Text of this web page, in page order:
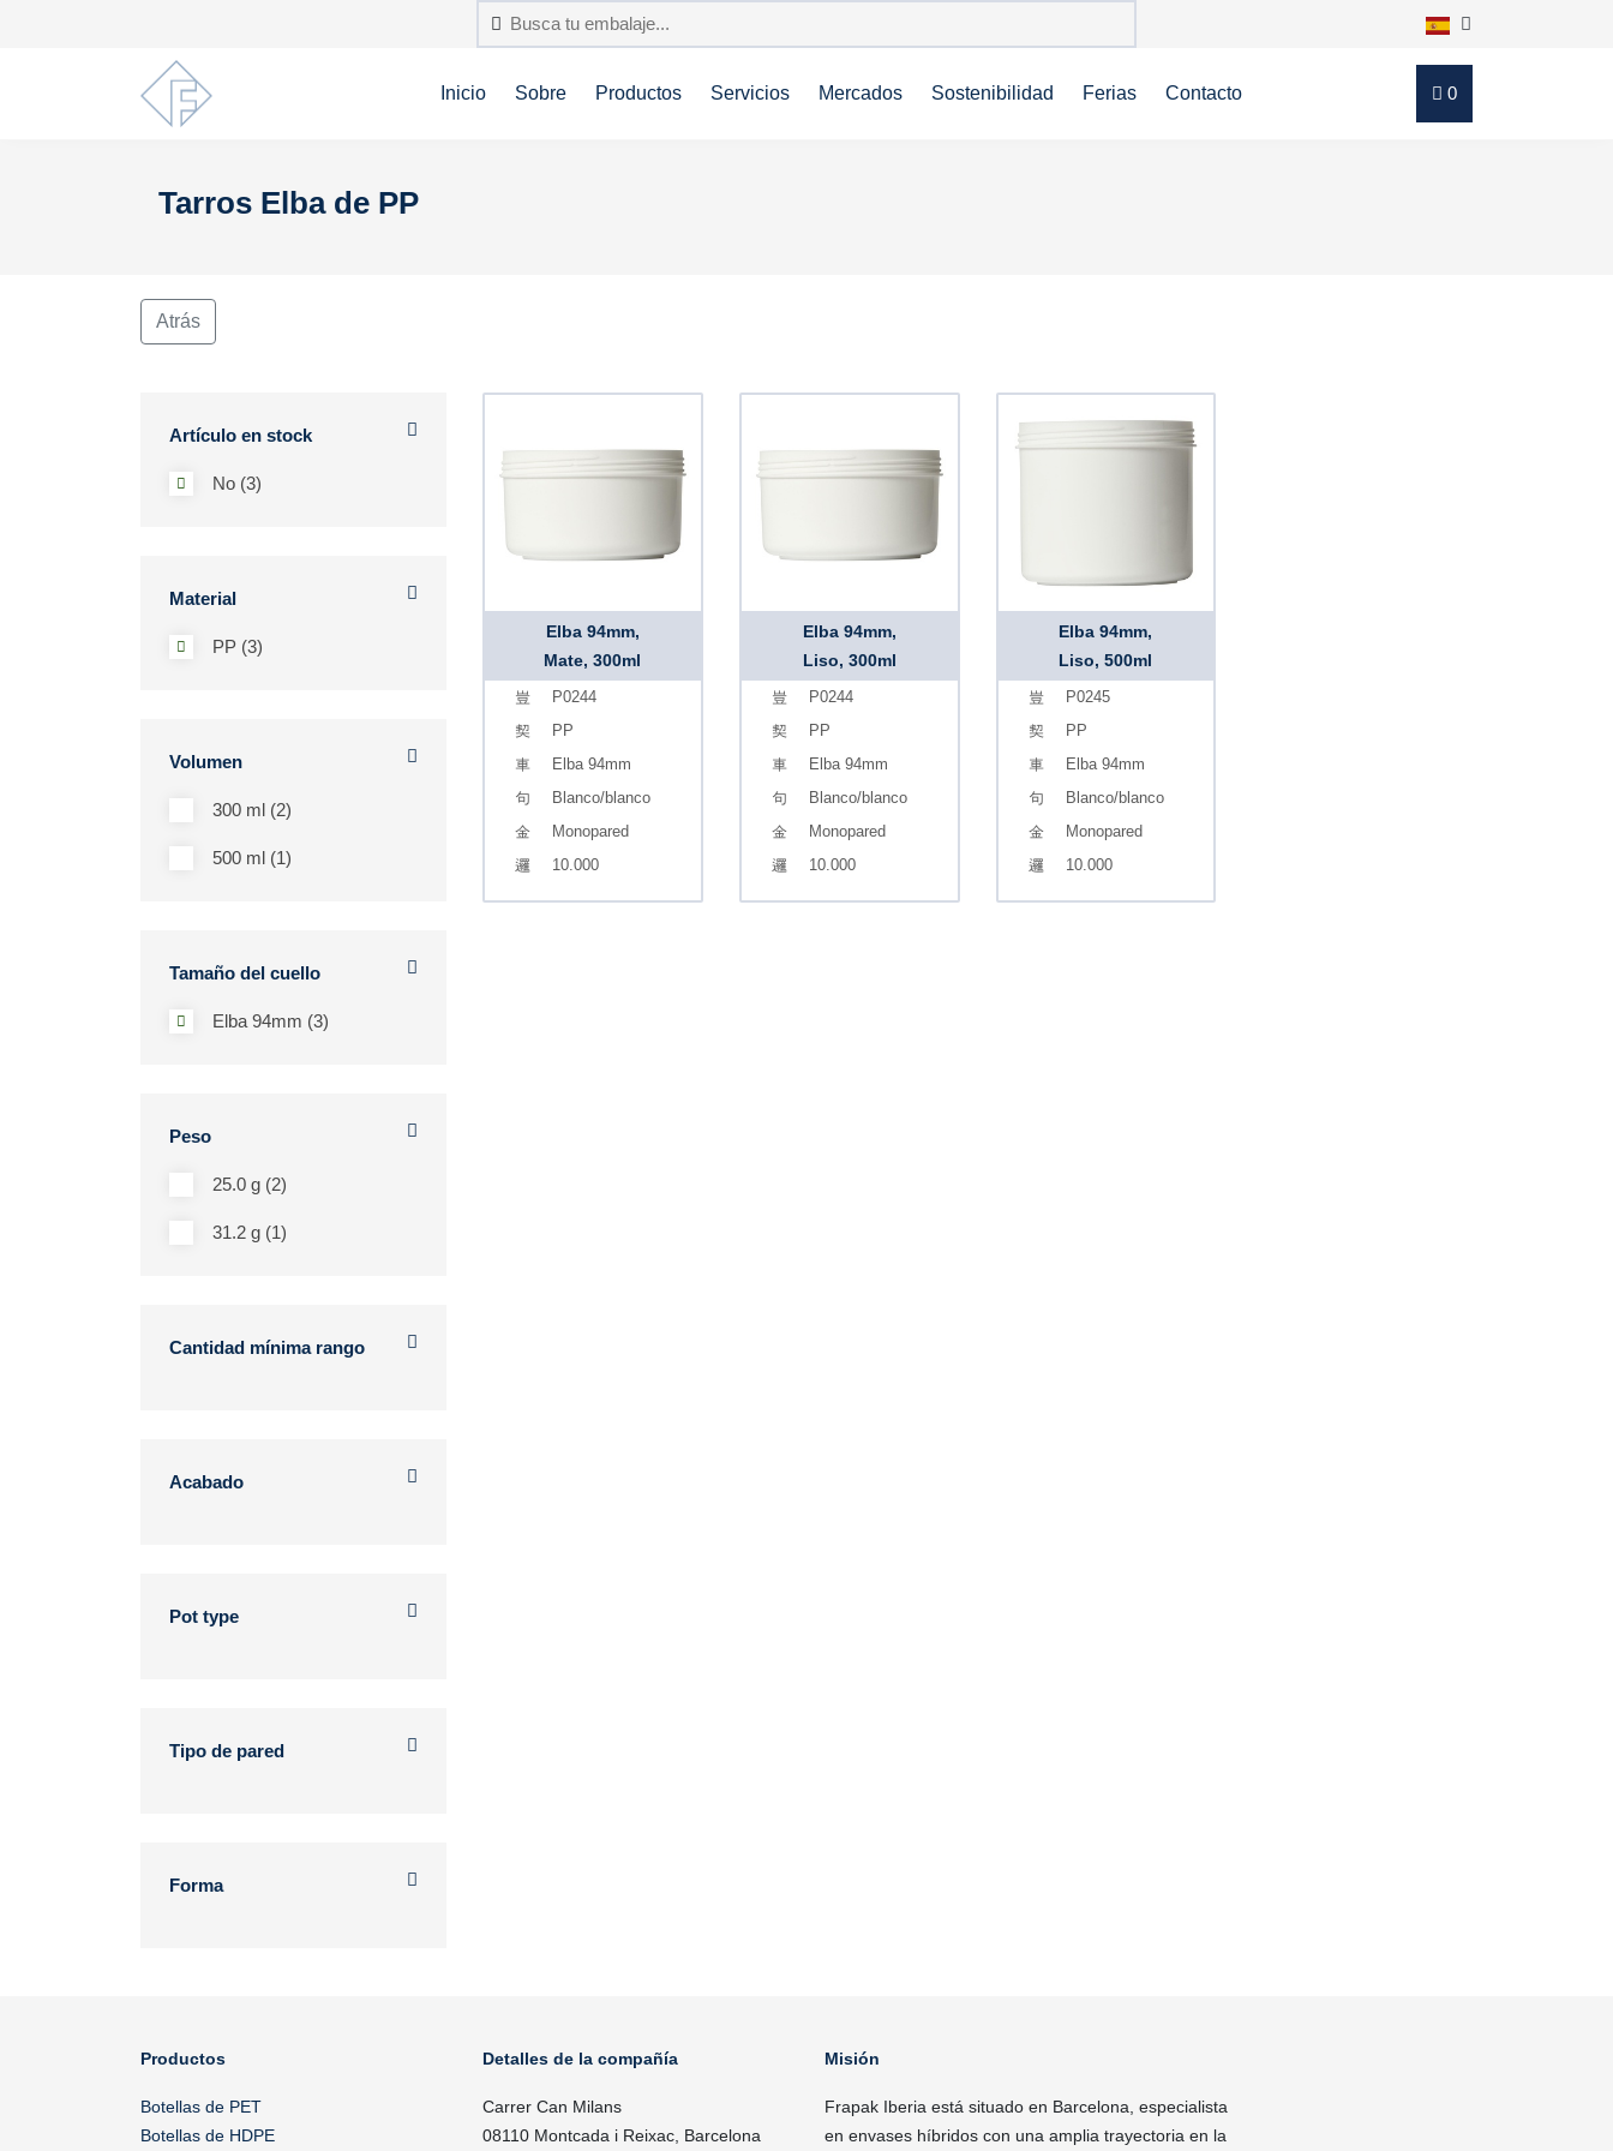
Inicio Sobre Productos Servicios Mercados Sostenibilidad Ferias Contacto 0
Tarros Elba de PP
Atrás
Artículo en stock
No (3)
Material
PP (3)
Volumen
300 ml (2)
500 ml (1)
Tamaño del cuello
Elba 94mm (3)
Peso
25.0 g (2)
31.2 g (1)
Cantidad mínima rango
Acabado
Pot type
Tipo de pared
Forma
Elba 94mm,
Mate, 300ml
P0244
PP
Elba 94mm
Blanco/blanco
Monopared
10.000
Elba 94mm,
Liso, 300ml
P0244
PP
Elba 94mm
Blanco/blanco
Monopared
10.000
Elba 94mm,
Liso, 500ml
P0245
PP
Elba 94mm
Blanco/blanco
Monopared
10.000
Productos
Botellas de PET
Botellas de HDPE
Detalles de la compañía
Carrer Can Milans
08110 Montcada i Reixac, Barcelona
Misión
Frapak Iberia está situado en Barcelona, especialista
en envases híbridos con una amplia trayectoria en la